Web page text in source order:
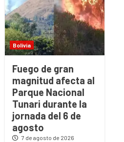
Bolivia
Fuego de gran
magnitud afecta al
Parque Nacional
Tunari durante la
jornada del 6 de
agosto
7 de agosto de 2026